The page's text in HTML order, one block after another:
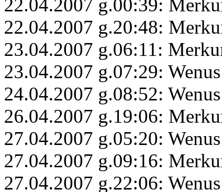
22.04.2007 g.00:39:
22.04.2007 g.20:48:
23.04.2007 g.06:11:
23.04.2007 g.07:29:
24.04.2007 g.08:52:
26.04.2007 g.19:06:
27.04.2007 g.05:20:
27.04.2007 g.09:16:
27.04.2007 g.22:06: